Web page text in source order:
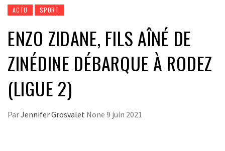
ACTU SPORT
ENZO ZIDANE, FILS AÎNÉ DE
ZINÉDINE DÉBARQUE À RODEZ
(LIGUE 2)
ParJennifer Grosvalet None 9 juin 2021